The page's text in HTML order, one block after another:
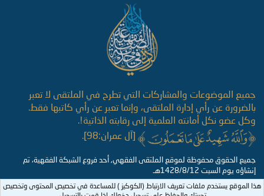
جميع الموضوعات والمشاركات التي تطرح في الملتقى لا تعبر
بالضرورة عن رأي إدارة الملتقى، وإنما تعبر عن رأي كاتبها فقط.
وكل عضو نكل أمانته العلمية إلى رقابته الذاتية!.
[آل عمران:98].
جميع الحقوق محفوظة لموقع الملتقى الفقهي, أحد فروع الشبكة الفقهية، تم
إنشاؤه يوم السبت 1428/8/12هـ
هذا الموقع يستخدم ملفات تعريف الارتباط (الكوكيز ) للمساعدة في تخصيص المحتوى وتخصيص